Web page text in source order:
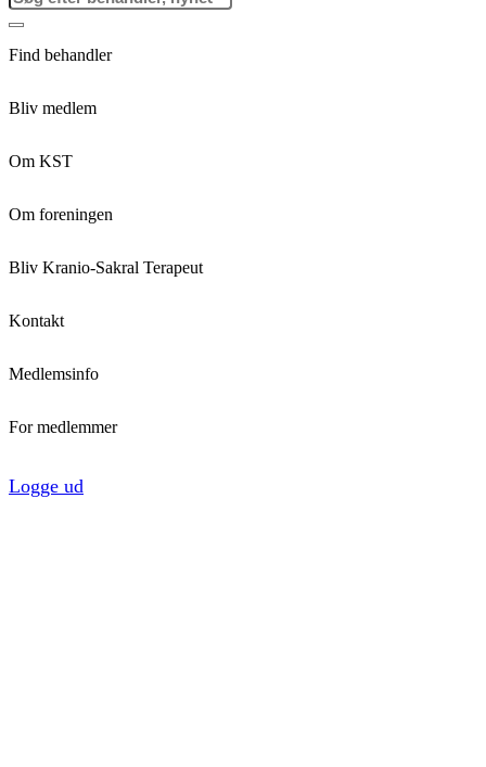
Find behandler
Bliv medlem
Om KST
Om foreningen
Bliv Kranio-Sakral Terapeut
Kontakt
Medlemsinfo
For medlemmer
Logge ud